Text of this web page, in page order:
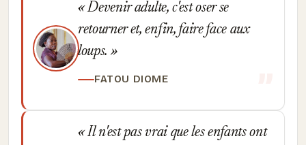
Devenir adulte, c'est oser se
retourner et, enfin, faire face aux
loups.
FATOU DIOME
Il n'est pas vrai que les enfants ont